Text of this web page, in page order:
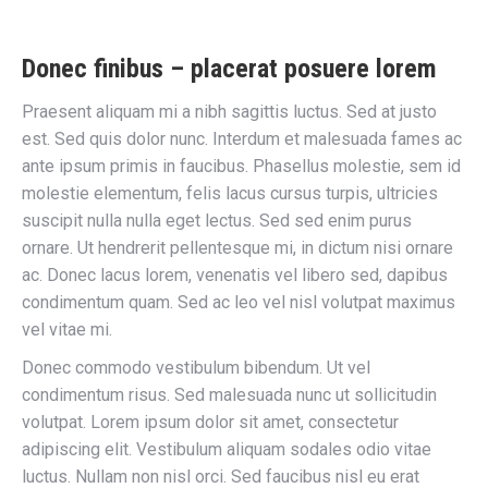
Donec finibus – placerat posuere lorem
Praesent aliquam mi a nibh sagittis luctus. Sed at justo
est. Sed quis dolor nunc. Interdum et malesuada fames ac
ante ipsum primis in faucibus. Phasellus molestie, sem id
molestie elementum, felis lacus cursus turpis, ultricies
suscipit nulla nulla eget lectus. Sed sed enim purus
ornare. Ut hendrerit pellentesque mi, in dictum nisi ornare
ac. Donec lacus lorem, venenatis vel libero sed, dapibus
condimentum quam. Sed ac leo vel nisl volutpat maximus
vel vitae mi.
Donec commodo vestibulum bibendum. Ut vel
condimentum risus. Sed malesuada nunc ut sollicitudin
volutpat. Lorem ipsum dolor sit amet, consectetur
adipiscing elit. Vestibulum aliquam sodales odio vitae
luctus. Nullam non nisl orci. Sed faucibus nisl eu erat